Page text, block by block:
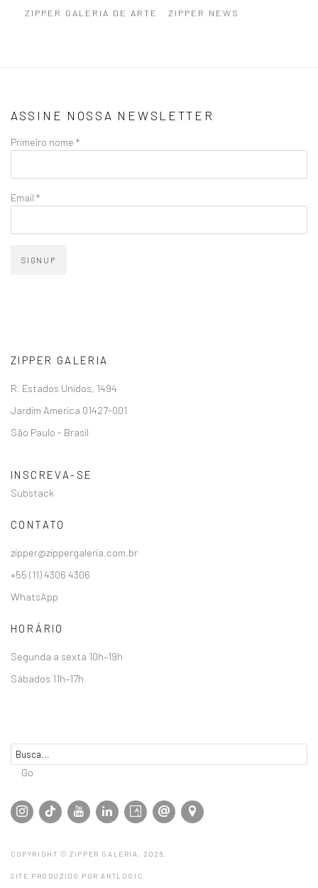
ZIPPER GALERIA DE ARTE
ZIPPER NEWS
ASSINE NOSSA NEWSLETTER
Primeiro nome *
Email *
SIGNUP
ZIPPER GALERIA
R. Estados Unidos, 1494
Jardim America 01427-001
São Paulo - Brasil
INSCREVA-SE
Substack
CONTATO
zipper@zippergaleria.com.br
+55 (11) 4306 4306
WhatsApp
HORÁRIO
Segunda a sexta 10h–19h
Sábados 11h–17h
Go
COPYRIGHT © ZIPPER GALERIA, 2026.
SITE PRODUZIDO POR ARTLOGIC